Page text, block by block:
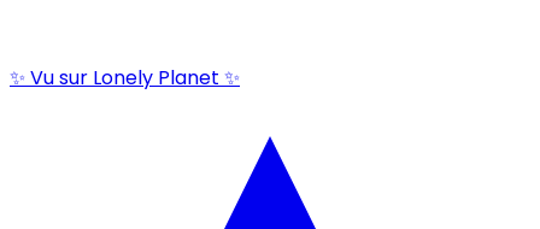
✨ Vu sur Lonely Planet ✨